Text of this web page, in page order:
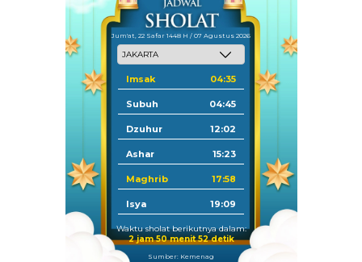
Jum'at, 22 Safar 1448 H / 07 Agustus 2026
Imsak 04:35
Subuh 04:45
Dzuhur 12:02
Ashar 15:23
Maghrib 17:58
Isya 19:09
Waktu sholat berikutnya dalam:
2 jam 50 menit 51 detik
Sumber: Kemenag